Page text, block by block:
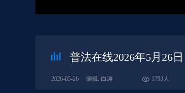
普法在线2026年5月26日
2026-05-26 编辑: 白涛 1793人